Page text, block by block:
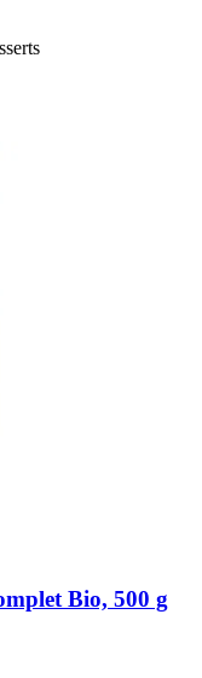
Bio, 500 g